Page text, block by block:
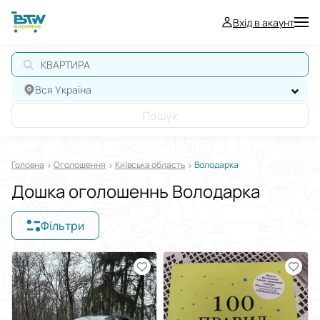
Вхід в акаунт
Вся Україна
Пошук
Головна Оголошення Київська область Володарка
Дошка оголошеннь Володарка
Фільтри
Відображати в $€₴
Сортувати за